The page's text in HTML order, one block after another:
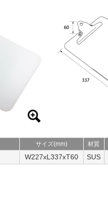
サイズ(mm) 材質
W227xL337xT60 SUS